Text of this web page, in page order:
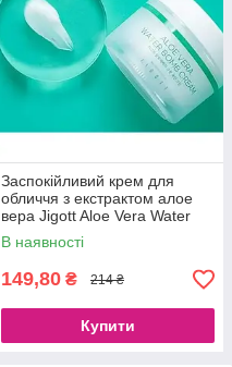
Заспокійливий крем для
обличчя з екстрактом алое
вера Jigott Aloe Vera Water
Bomb Cream, 150 ml
В наявності
149,80 ₴ 214 ₴
Купити